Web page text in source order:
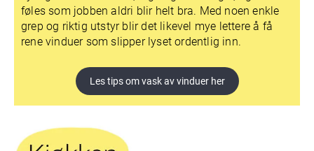
føles som jobben aldri blir helt bra. Med noen enkle
grep og riktig utstyr blir det likevel mye lettere å få
rene vinduer som slipper lyset ordentlig inn.
Les tips om vask av vinduer her